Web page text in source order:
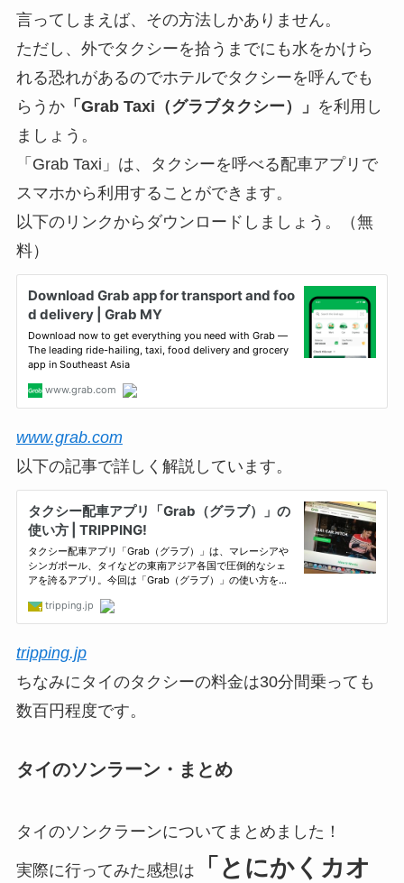
言ってしまえば、その方法しかありません。
ただし、外でタクシーを拾うまでにも水をかけら
れる恐れがあるのでホテルでタクシーを呼んでも
らうか「Grab Taxi（グラブタクシー）」 を利用し
ましょう。
「Grab Taxi」は、タクシーを呼べる配車アプリで
スマホから利用することができます。
以下のリンクからダウンロードしましょう。（無
料）
www.grab.com
以下の記事で詳しく解説しています。
tripping.jp
ちなみにタイのタクシーの料金は30分間乗っても
数百円程度です。
タイのソンラーン・まとめ
タイのソンクラーンについてまとめました！
実際に行ってみた感想は
「とにかくカオ